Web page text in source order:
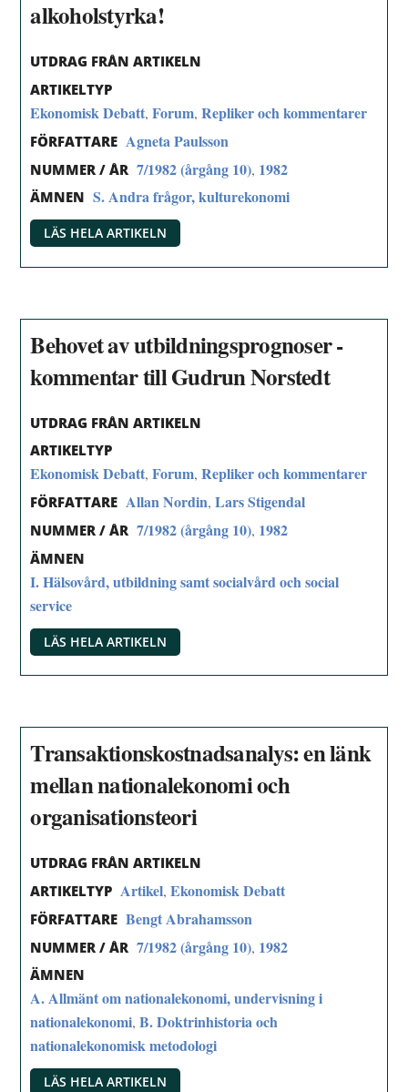
alkoholstyrka!
UTDRAG FRÅN ARTIKELN
ARTIKELTYP
Ekonomisk Debatt,Forum,Repliker och kommentarer
FÖRFATTARE Agneta Paulsson
NUMMER / ÅR 7/1982 (årgång 10), 1982
ÄMNEN S. Andra frågor, kulturekonomi
LÄS HELA ARTIKELN
Behovet av utbildningsprognoser -
kommentar till Gudrun Norstedt
UTDRAG FRÅN ARTIKELN
ARTIKELTYP
Ekonomisk Debatt,Forum,Repliker och kommentarer
FÖRFATTARE Allan Nordin,Lars Stigendal
NUMMER / ÅR 7/1982 (årgång 10), 1982
ÄMNEN
I. Hälsovård, utbildning samt socialvård och social
service
LÄS HELA ARTIKELN
Transaktionskostnadsanalys: en länk
mellan nationalekonomi och
organisationsteori
UTDRAG FRÅN ARTIKELN
ARTIKELTYP Artikel,Ekonomisk Debatt
FÖRFATTARE Bengt Abrahamsson
NUMMER / ÅR 7/1982 (årgång 10), 1982
ÄMNEN
A. Allmänt om nationalekonomi, undervisning i
nationalekonomi,B. Doktrinhistoria och
nationalekonomisk metodologi
LÄS HELA ARTIKELN